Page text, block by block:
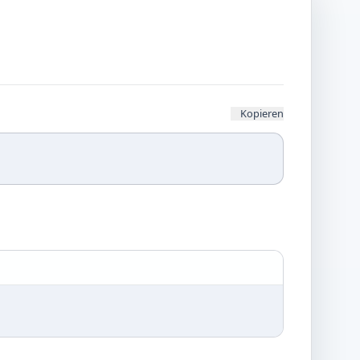
Kopieren